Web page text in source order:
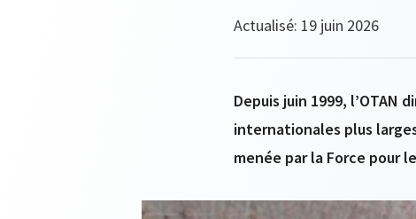
Actualisé: 19 juin 2026
Depuis juin 1999, l’OTAN
internationales plus
menée par la Force pour